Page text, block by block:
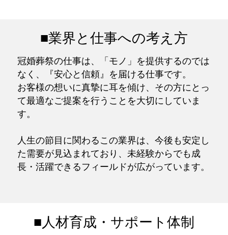
■業界と仕事への考え方
冠婚葬祭の仕事は、「モノ」を提供するのでは
なく、『安心と信頼』を届ける仕事です。
お客様の想いに真摯に耳を傾け、その方にとっ
て最適なご提案を行うことを大切にしていま
す。
人生の節目に関わるこの業界は、今後も安定し
た需要が見込まれており、未経験からでも成
長・活躍できるフィールドが広がっています。
■人材育成・サポート体制